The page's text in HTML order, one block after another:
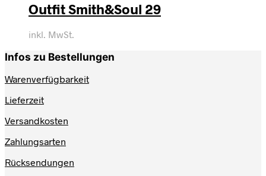
Outfit Smith&Soul 29
inkl. MwSt.
Infos zu Bestellungen
Warenverfügbarkeit
Lieferzeit
Versandkosten
Zahlungsarten
Rücksendungen